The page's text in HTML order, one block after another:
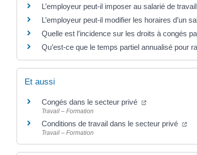
L’employeur peut-il imposer au salarié de
L’employeur peut-il modifier les horaires d’un
Quelle est l’incidence sur les droits à congés
Qu’est-ce que le temps partiel annualisé pour
Et aussi
Congés dans le secteur privé
Travail – Formation
Conditions de travail dans le secteur privé
Travail – Formation